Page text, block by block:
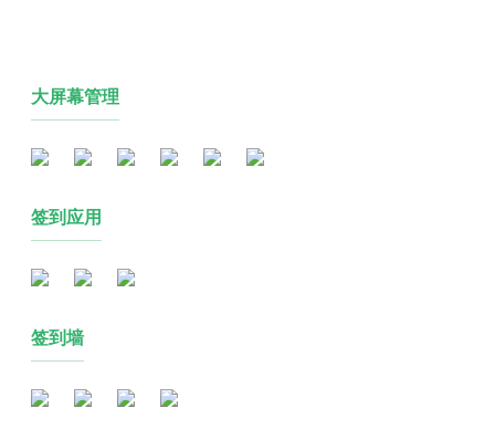
大屏幕管理
签到应用
签到墙